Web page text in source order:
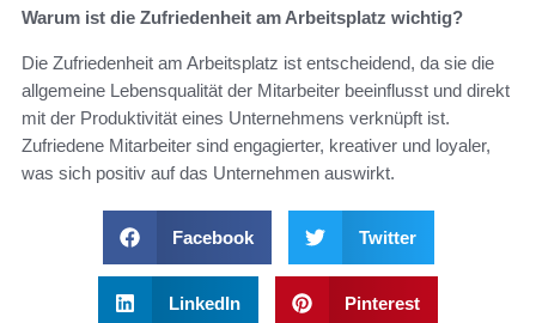
Warum ist die Zufriedenheit am Arbeitsplatz wichtig?
Die Zufriedenheit am Arbeitsplatz ist entscheidend, da sie die
allgemeine Lebensqualität der Mitarbeiter beeinflusst und direkt
mit der Produktivität eines Unternehmens verknüpft ist.
Zufriedene Mitarbeiter sind engagierter, kreativer und loyaler,
was sich positiv auf das Unternehmen auswirkt.
Facebook Twitter
LinkedIn Pinterest